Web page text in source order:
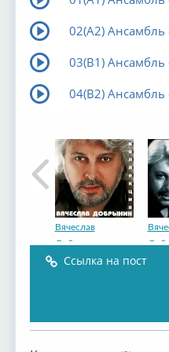
02(А2) Ансамбль
03(В1)
04(В2) Ансамбль
Вячеслав
Добрынин
Ссылка на пост